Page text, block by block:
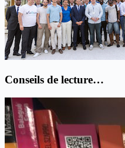
Conseils de lecture…